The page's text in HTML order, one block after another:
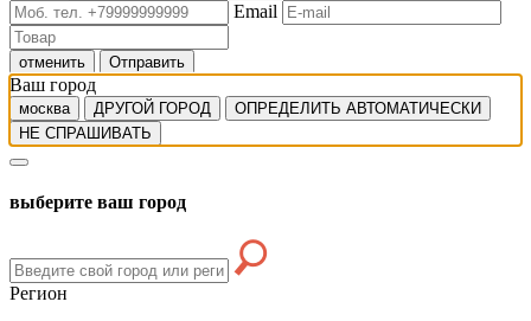
Email
отменить Отправить
Ваш город
москва ДРУГОЙ ГОРОД
ОПРЕДЕЛИТЬ АВТОМАТИЧЕСКИ
НЕ СПРАШИВАТЬ
выберите ваш город
Регион